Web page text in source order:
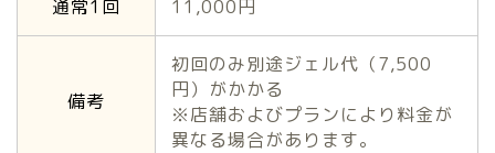
通常1回 11,000円
備考
初回のみ別途ジェル代（7,500
円）がかかる
※店舗およびプランにより料金が
異なる場合があります。